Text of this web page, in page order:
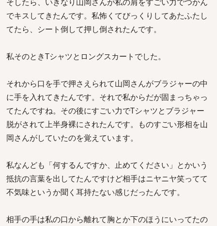
でキスしてきたんです。私怖くてびっくりしてあたふたし
てたら、シート倒して押し倒されたんです。
私そのときTシャツとロングスカートでした。
それから口を手で押さえられて山岡さんがブラジャーの中
に手を入れてきたんです。それで私からだが固まっちゃっ
てたんですね。その後にすごい力でTシャツとブラジャー
脱がされて上半身裸にされたんです。ものすごい形相を山
岡さんがしていたのを覚えています。
私なんども「何するんですか、止めてください」とかいう
抵抗の言葉を出してたんですけど相手はニヤニヤ笑ってて
不気味というか聞く耳持たない感じだったんです。
相手の手は私の口から離れて胸とか下のほうにいってたの